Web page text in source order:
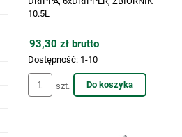
10.5L
93,30 zł brutto
Dostępność: 1-10
szt. Do koszyka